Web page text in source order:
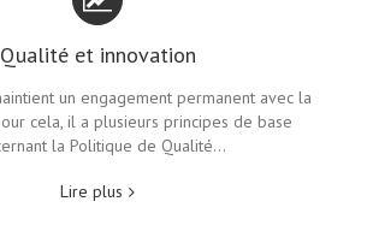
Qualité et innovation
un engagement permanent avec la
cela, il a plusieurs principes de base
la Politique de Qualité…
Lire plus